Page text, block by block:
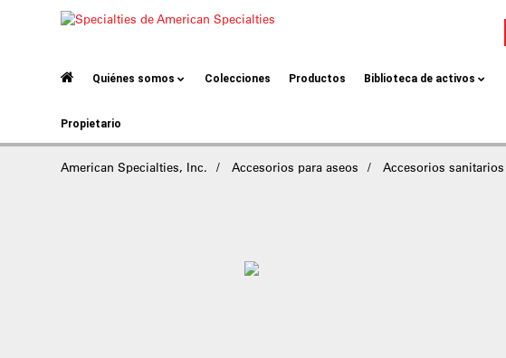
Quiénes somos Colecciones Productos Biblioteca de activos
Propietario
American Specialties, Inc. Accesorios para aseos Accesorios sanitarios